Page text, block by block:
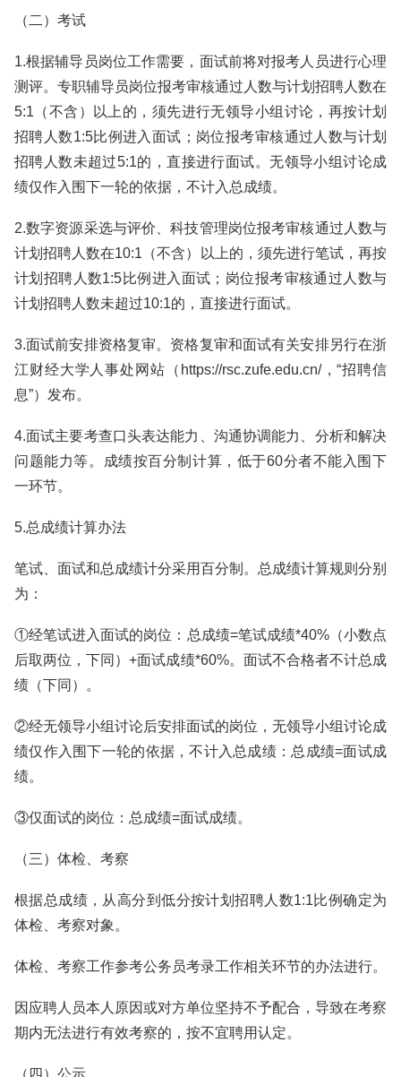
（二）考试
1.根据辅导员岗位工作需要，面试前将对报考人员进行心理
测评。专职辅导员岗位报考审核通过人数与计划招聘人数在
5:1（不含）以上的，须先进行无领导小组讨论，再按计划
招聘人数1:5比例进入面试；岗位报考审核通过人数与计划
招聘人数未超过5:1的，直接进行面试。无领导小组讨论成
绩仅作入围下一轮的依据，不计入总成绩。
2.数字资源采选与评价、科技管理岗位报考审核通过人数与
计划招聘人数在10:1（不含）以上的，须先进行笔试，再按
计划招聘人数1:5比例进入面试；岗位报考审核通过人数与
计划招聘人数未超过10:1的，直接进行面试。
3.面试前安排资格复审。资格复审和面试有关安排另行在浙
江财经大学人事处网站（https://rsc.zufe.edu.cn/，“招聘信
息”）发布。
4.面试主要考查口头表达能力、沟通协调能力、分析和解决
问题能力等。成绩按百分制计算，低于60分者不能入围下
一环节。
5.总成绩计算办法
笔试、面试和总成绩计分采用百分制。总成绩计算规则分别
为：
①经笔试进入面试的岗位：总成绩=笔试成绩*40%（小数点
后取两位，下同）+面试成绩*60%。面试不合格者不计总成
绩（下同）。
②经无领导小组讨论后安排面试的岗位，无领导小组讨论成
绩仅作入围下一轮的依据，不计入总成绩：总成绩=面试成
绩。
③仅面试的岗位：总成绩=面试成绩。
（三）体检、考察
根据总成绩，从高分到低分按计划招聘人数1:1比例确定为
体检、考察对象。
体检、考察工作参考公务员考录工作相关环节的办法进行。
因应聘人员本人原因或对方单位坚持不予配合，导致在考察
期内无法进行有效考察的，按不宜聘用认定。
（四）公示